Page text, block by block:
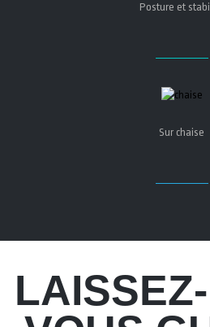
Posture et
Sur chaise